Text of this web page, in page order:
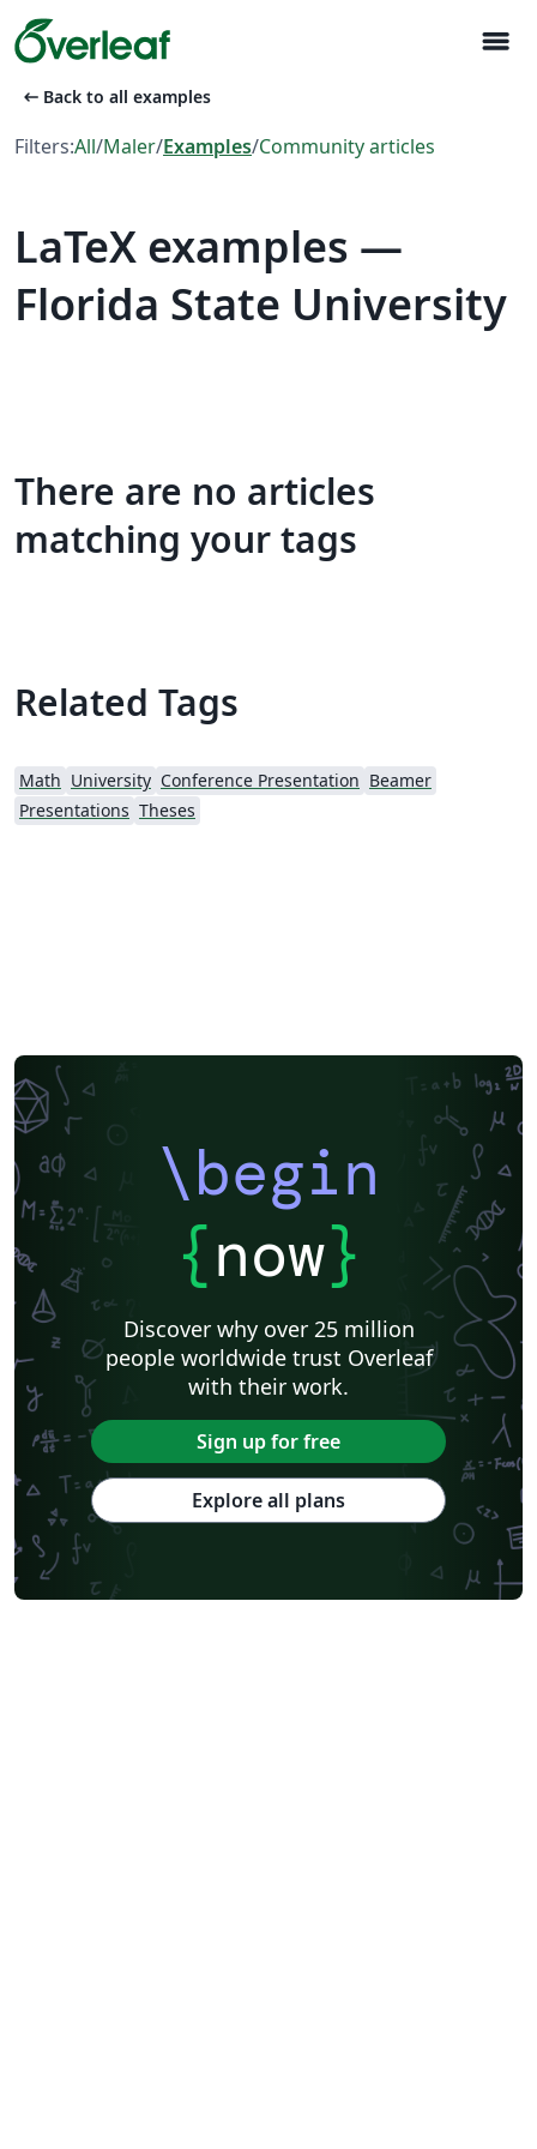
menu
arrow_left_alt Back to all examples
Filters:All/Maler/Examples/Community articles
LaTeX examples —
Florida State University
There are no articles
matching your tags
Related Tags
Math University Conference Presentation Beamer
Presentations Theses
\begin
{now}
Discover why over 25 million
people worldwide trust Overleaf
with their work.
Sign up for free
Explore all plans